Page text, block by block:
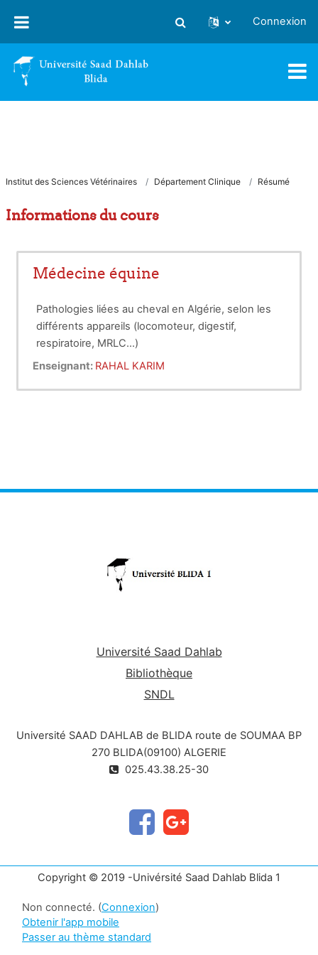
Activer/désactiver la saisie
Connexion
Institut des Sciences Vétérinaires Département Clinique Résumé
Informations du cours
Médecine équine
Pathologies liées au cheval en Algérie, selon les
différents appareils (locomoteur, digestif,
respiratoire, MRLC...)
Enseignant: RAHAL KARIM
Université Saad Dahlab
Bibliothèque
SNDL
Université SAAD DAHLAB de BLIDA route de SOUMAA BP
270 BLIDA(09100) ALGERIE
025.43.38.25-30
Copyright © 2019 -Univérsité Saad Dahlab Blida 1
Non connecté. (Connexion)
Obtenir l'app mobile
Passer au thème standard